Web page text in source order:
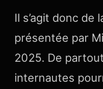
Il s’agit donc de
présentée par
2025. De
internautes